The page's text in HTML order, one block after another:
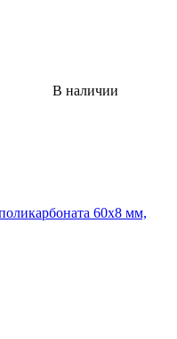
В наличии
60х8 мм,